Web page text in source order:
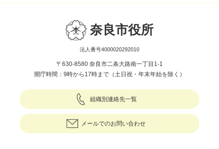
奈良市役所
法人番号4000020292010
〒630-8580 奈良市二条大路南一丁目1-1
開庁時間：9時から17時まで（土日祝・年末年始を除く）
組織別連絡先一覧
メールでのお問い合わせ